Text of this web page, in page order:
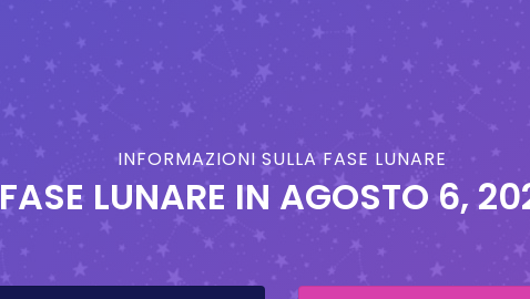
INFORMAZIONI SULLA FASE LUNARE
FASE LUNARE IN AGOSTO 6,